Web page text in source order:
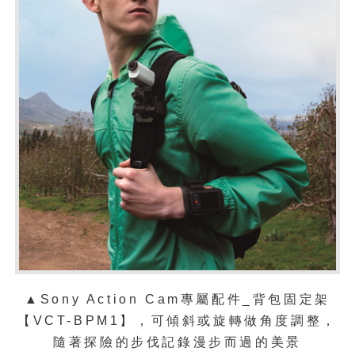
▲ Sony Action Cam專屬配件_背包固定架
【VCT-BPM1】，可傾斜或旋轉做角度調整，
隨著探險的步伐記錄漫步而過的美景